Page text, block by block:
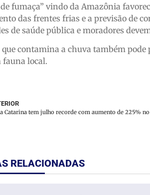
fumaça” vindo da Amazônia
das frentes frias e a previsão de
de saúde pública e moradores
contamina a chuva também
fauna local.
RELACIONADAS